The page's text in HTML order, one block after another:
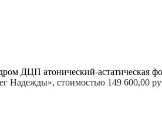
ДЦП атонический-астатическая
Надежды», стоимостью 149 600,00